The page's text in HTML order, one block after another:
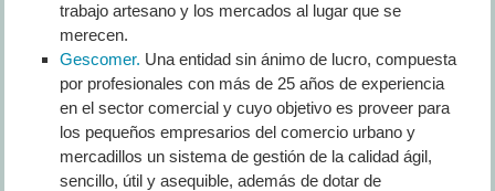
trabajo artesano y los mercados al lugar que se
merecen.
Gescomer. Una entidad sin ánimo de lucro, compuesta
por profesionales con más de 25 años de experiencia
en el sector comercial y cuyo objetivo es proveer para
los pequeños empresarios del comercio urbano y
mercadillos un sistema de gestión de la calidad ágil,
sencillo, útil y asequible, además de dotar de